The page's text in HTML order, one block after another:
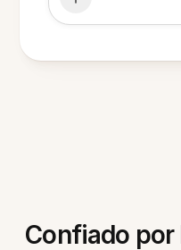
Confiado por